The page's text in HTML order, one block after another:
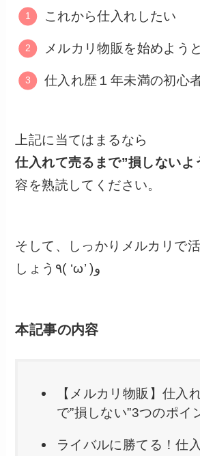
これから仕入れしたい
メルカリ物販を始めよう
仕入れ歴１年未満の初心
上記に当てはまるなら
仕入れて売るまで”損しないよ
容を熟読してください。
そして、しっかりメルカリで
しょう٩( ‘ω’ )و
本記事の内容
【メルカリ物販】仕入
で”損しない”3つのポイ
ライバルに勝てる！仕